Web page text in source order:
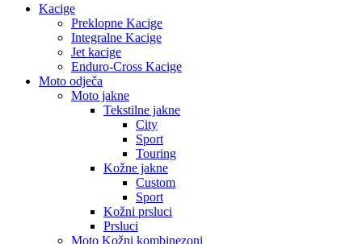
Kacige
Preklopne Kacige
Integralne Kacige
Jet kacige
Enduro-Cross Kacige
Moto odječa
Moto jakne
Tekstilne jakne
City
Sport
Touring
Kožne jakne
Custom
Sport
Kožni prsluci
Prsluci
Moto Kožni kombinezoni